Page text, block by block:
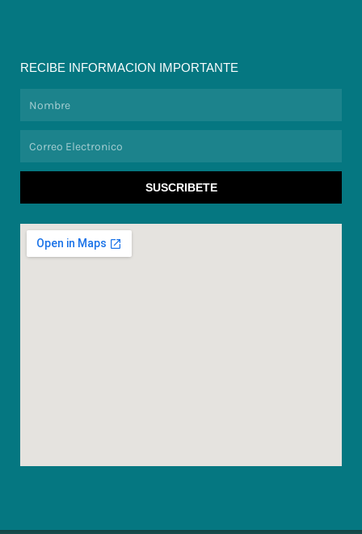
RECIBE INFORMACION IMPORTANTE
SUSCRIBETE